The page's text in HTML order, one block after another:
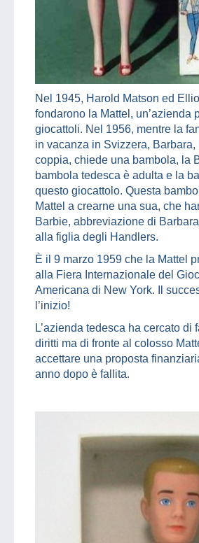
Nel 1945, Harold Matson ed
fondarono la Mattel, un’azienda
giocattoli. Nel 1956, mentre la
in vacanza in Svizzera,
coppia, chiede una bambola, la
bambola tedesca è adulta e la
questo giocattolo. Questa
Mattel a crearne una sua, che
Barbie, abbreviazione di
alla figlia degli Handlers.
È il 9 marzo 1959 che la Mattel
alla Fiera Internazionale del
Americana di New York. Il
l’inizio!
L’azienda tedesca ha cercato di
diritti ma di fronte al colosso
accettare una proposta
anno dopo è fallita.